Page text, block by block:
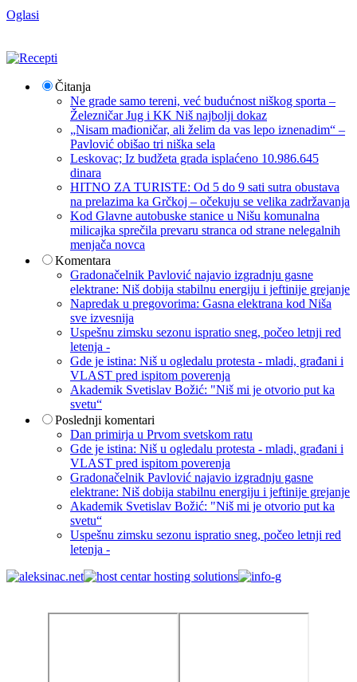
Oglasi
Čitanja
Ne grade samo tereni, već budućnost niškog sporta –
Železničar Jug i KK Niš najbolji dokaz
„Nisam mađioničar, ali želim da vas lepo iznenadim“ –
Pavlović obišao tri niška sela
Leskovac; Iz budžeta grada isplaćeno 10.986.645
dinara
HITNO ZA TURISTE: Od 5 do 9 sati sutra obustava
na prelazima ka Grčkoj – očekuju se velika zadržavanja
Kod Glavne autobuske stanice u Nišu komunalna
milicajka sprečila prevaru stranca od strane nelegalnih
menjača novca
Komentara
Gradonačelnik Pavlović najavio izgradnju gasne
elektrane: Niš dobija stabilnu energiju i jeftinije grejanje
Napredak u pregovorima: Gasna elektrana kod Niša
sve izvesnija
Uspešnu zimsku sezonu ispratio sneg, počeo letnji red
letenja -
Gde je istina: Niš u ogledalu protesta - mladi, građani i
VLAST pred ispitom poverenja
Akademik Svetislav Božić: "Niš mi je otvorio put ka
svetu“
Poslednji komentari
Dan primirja u Prvom svetskom ratu
Gde je istina: Niš u ogledalu protesta - mladi, građani i
VLAST pred ispitom poverenja
Gradonačelnik Pavlović najavio izgradnju gasne
elektrane: Niš dobija stabilnu energiju i jeftinije grejanje
Akademik Svetislav Božić: "Niš mi je otvorio put ka
svetu“
Uspešnu zimsku sezonu ispratio sneg, počeo letnji red
letenja -